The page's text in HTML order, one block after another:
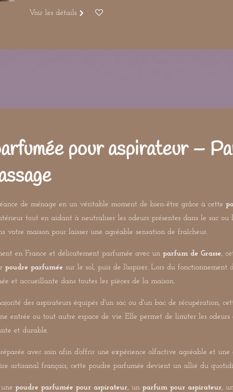
Voir les détails
pour aspirateur –
de ménage en un véritable moment de bien-être grâce à cette
tout en aidant à neutraliser les odeurs présentes dans le sac
votre maison pour laisser une agréable sensation de fraîcheur.
en France et délicatement parfumée avec un parfum de Grasse,
poudre parfumée sur le sol, puis de l'aspirer. Lors du
et accueillante dans toutes les pièces de la maison.
des aspirateurs équipés d'un sac ou d'un bac de récupération,
entrée ou tout autre espace de vie. Elle permet de limiter les
et durable.
avec soin afin d'offrir une expérience olfactive agréable et
artisanal français, cette poudre parfumée devient un allié du
poudre parfumée pour aspirateur, un parfum pour aspirateur,